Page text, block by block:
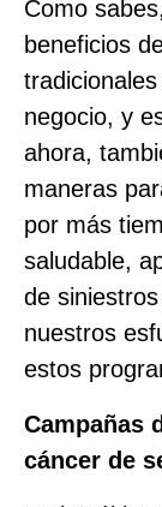
Como
beneficios
negocio, y
ahora,
maneras
por más
saludable,
de
nuestros
estos
Campañas
cáncer de